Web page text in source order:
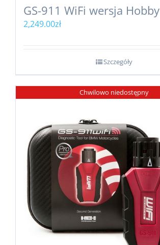
GS-911 WiFi wersja Hobby
2,249.00zł
Szczegóły
Chwilowo niedostępny